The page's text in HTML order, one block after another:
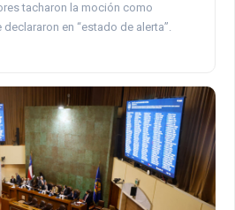
tacharon la moción como
declararon en “estado de alerta”.